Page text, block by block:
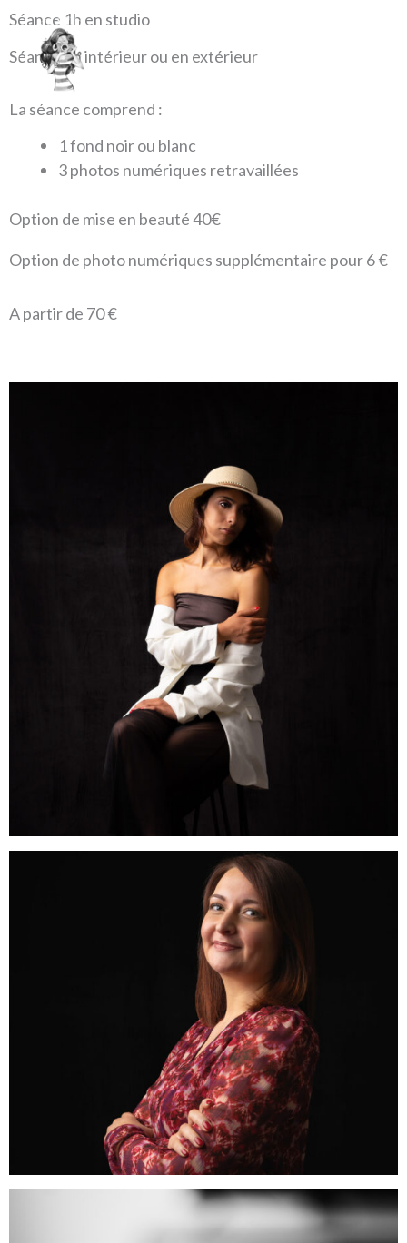
Aller
contenu
Séance 1h en studio
Séance en intérieur ou en extérieur
La séance comprend :
1 fond noir ou blanc
3 photos numériques retravaillées
Option de mise en beauté 40€
Option de photo numériques supplémentaire pour 6 €
A partir de 70 €